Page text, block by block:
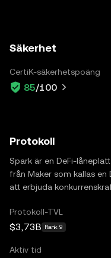
Säkerhet
CertiK-säkerhetspoäng
85/100
Protokoll
Spark är en DeFi-
från Maker som kallas
att erbjuda
Protokoll-TVL
$3,73B Rank 9
Aktiv tid